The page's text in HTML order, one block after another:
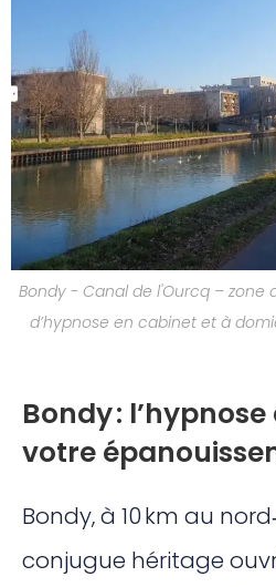
Bondy - Canal de l'Ourcq – zone
d’hypnose en cabinet et à
Bondy :
votre
Bondy, à 10 km au
conjugue héritage